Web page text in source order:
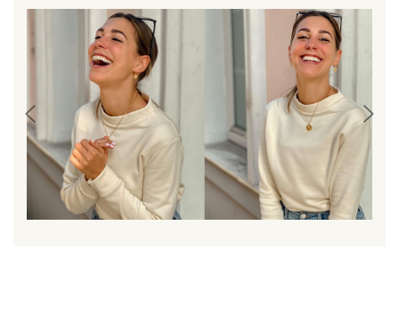
Previous Next